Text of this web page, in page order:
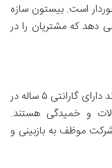
است. بیستون سازه
دهد که مشتریان را در
تمام سوله های سبک ساخته شده توسط این برند دارای گارانتی ۵ ساله در
و خمیدگی هستند.
موظف به بازبینی و